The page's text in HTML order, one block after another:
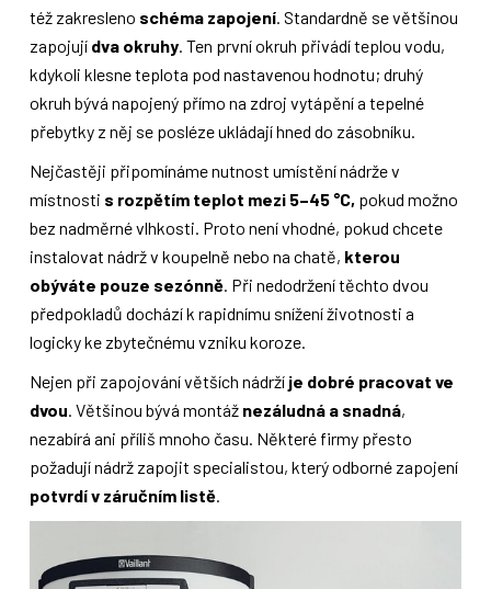
též zakresleno schéma zapojení. Standardně se většinou
zapojují dva okruhy. Ten první okruh přivádí teplou vodu,
kdykoli klesne teplota pod nastavenou hodnotu; druhý
okruh bývá napojený přímo na zdroj vytápění a tepelné
přebytky z něj se posléze ukládají hned do zásobníku.
Nejčastěji připomínáme nutnost umístění nádrže v
místnosti s rozpětím teplot mezi 5–45 °C, pokud možno
bez nadměrné vlhkosti. Proto není vhodné, pokud chcete
instalovat nádrž v koupelně nebo na chatě, kterou
obýváte pouze sezónně. Při nedodržení těchto dvou
předpokladů dochází k rapidnímu snížení životnosti a
logicky ke zbytečnému vzniku koroze.
Nejen při zapojování větších nádrží je dobré pracovat ve
dvou . Většinou bývá montáž nezáludná a snadná,
nezabírá ani příliš mnoho času. Některé firmy přesto
požadují nádrž zapojit specialistou, který odborné zapojení
potvrdí v záručním listě.